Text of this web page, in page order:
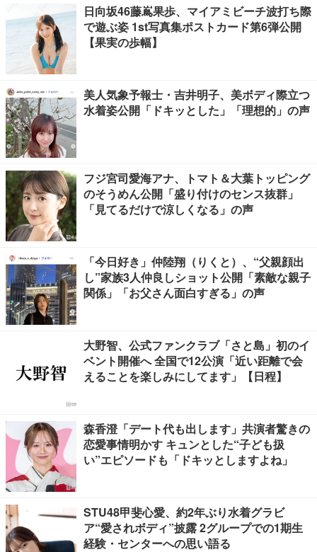
日向坂46藤嶌果歩、マイアミビーチ波打ち際
で遊ぶ姿 1st写真集ポストカード第6弾公開
【果実の歩幅】
美人気象予報士・吉井明子、美ボディ際立つ
水着姿公開「ドキッとした」「理想的」の声
フジ宮司愛海アナ、トマト＆大葉トッピング
のそうめん公開「盛り付けのセンス抜群」
「見てるだけで涼しくなる」の声
「今日好き」仲陸翔（りくと）、“父親顔出
し”家族3人仲良しショット公開「素敵な親子
関係」「お父さん面白すぎる」の声
大野智、公式ファンクラブ「さと島」初のイ
ベント開催へ 全国で12公演「近い距離で会
えることを楽しみにしてます」【日程】
森香澄「デート代も出します」共演者驚きの
恋愛事情明かす キュンとした“子ども扱
い”エピソードも「ドキッとしますよね」
STU48甲斐心愛、約2年ぶり水着グラビ
ア“愛されボディ”披露 2グループでの1期生
経験・センターへの思い語る